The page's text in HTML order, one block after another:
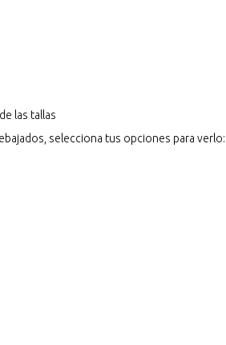
las tallas
selecciona tus opciones para verlo: